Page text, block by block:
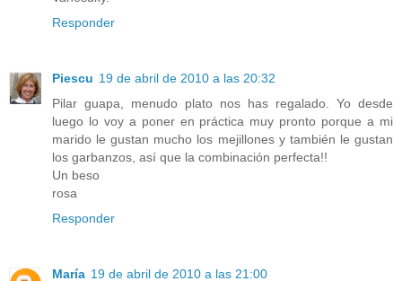
Responder
Piescu 19 de abril de 2010 a las 20:32
Pilar guapa, menudo plato nos has regalado. Yo desde
luego lo voy a poner en práctica muy pronto porque a mi
marido le gustan mucho los mejillones y también le gustan
los garbanzos, así que la combinación perfecta!!
Un beso
rosa
Responder
María 19 de abril de 2010 a las 21:00